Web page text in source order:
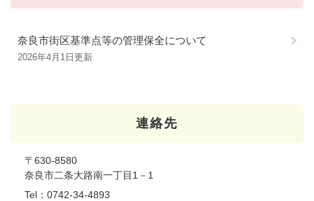
奈良市街区基準点等の管理保全について
2026年4月1日更新
連絡先
〒630-8580
奈良市二条大路南一丁目1－1
Tel：0742-34-4893